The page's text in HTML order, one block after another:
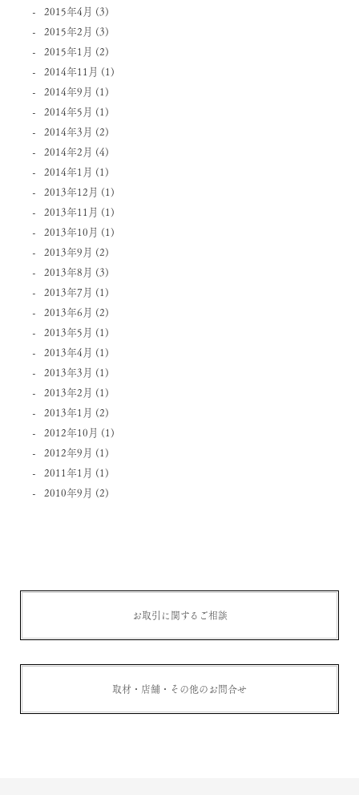
2015年4月 (3)
2015年2月 (3)
2015年1月 (2)
2014年11月 (1)
2014年9月 (1)
2014年5月 (1)
2014年3月 (2)
2014年2月 (4)
2014年1月 (1)
2013年12月 (1)
2013年11月 (1)
2013年10月 (1)
2013年9月 (2)
2013年8月 (3)
2013年7月 (1)
2013年6月 (2)
2013年5月 (1)
2013年4月 (1)
2013年3月 (1)
2013年2月 (1)
2013年1月 (2)
2012年10月 (1)
2012年9月 (1)
2011年1月 (1)
2010年9月 (2)
お取引に関するご相談
取材・店舗・その他のお問合せ